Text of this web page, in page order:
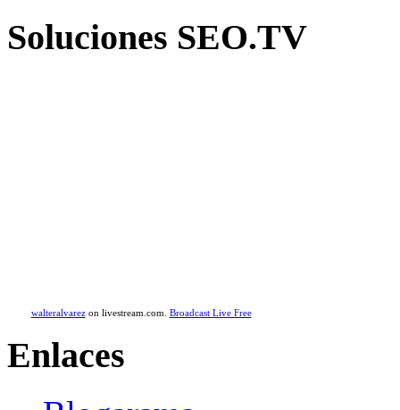
Soluciones SEO.TV
walteralvarezon livestream.com. Broadcast Live Free
Enlaces